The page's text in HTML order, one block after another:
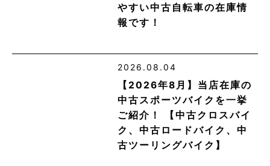
やすい中古自転車の在庫情
報です！
2026.08.04
【2026年8月】当店在庫の
中古スポーツバイクを一挙
ご紹介！ 【中古クロスバイ
ク、中古ロードバイク、中
古ツーリングバイク】